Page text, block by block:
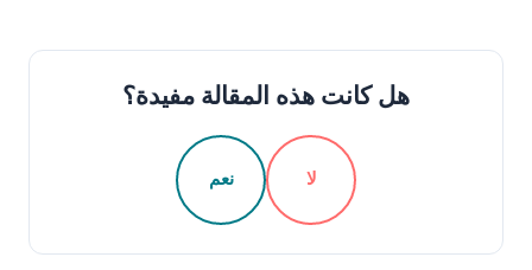
هل كانت هذه المقالة مفيدة؟
نعم لا